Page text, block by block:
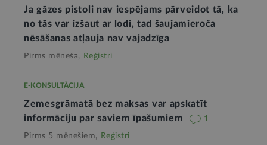
Ja gāzes pistoli nav iespējams pārveidot tā, ka
no tās var izšaut ar lodi, tad šaujamieroča
nēsāšanas atļauja nav vajadzīga
Pirms mēneša, Reģistri
E-KONSULTĀCIJA
Zemesgrāmatā bez maksas var apskatīt
informāciju par saviem īpašumiem
1
Pirms 5 mēnešiem, Reģistri